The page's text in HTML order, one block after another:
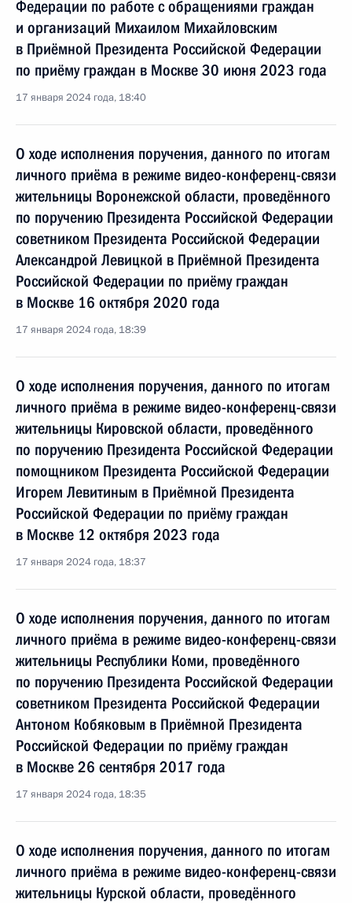
Федерации по работе с обращениями граждан
и организаций Михаилом Михайловским
в Приёмной Президента Российской Федерации
по приёму граждан в Москве 30 июня 2023 года
17 января 2024 года, 18:40
О ходе исполнения поручения, данного по итогам
личного приёма в режиме видео-конференц-связи
жительницы Воронежской области, проведённого
по поручению Президента Российской Федерации
советником Президента Российской Федерации
Александрой Левицкой в Приёмной Президента
Российской Федерации по приёму граждан
в Москве 16 октября 2020 года
17 января 2024 года, 18:39
О ходе исполнения поручения, данного по итогам
личного приёма в режиме видео-конференц-связи
жительницы Кировской области, проведённого
по поручению Президента Российской Федерации
помощником Президента Российской Федерации
Игорем Левитиным в Приёмной Президента
Российской Федерации по приёму граждан
в Москве 12 октября 2023 года
17 января 2024 года, 18:37
О ходе исполнения поручения, данного по итогам
личного приёма в режиме видео-конференц-связи
жительницы Республики Коми, проведённого
по поручению Президента Российской Федерации
советником Президента Российской Федерации
Антоном Кобяковым в Приёмной Президента
Российской Федерации по приёму граждан
в Москве 26 сентября 2017 года
17 января 2024 года, 18:35
О ходе исполнения поручения, данного по итогам
личного приёма в режиме видео-конференц-связи
жительницы Курской области, проведённого